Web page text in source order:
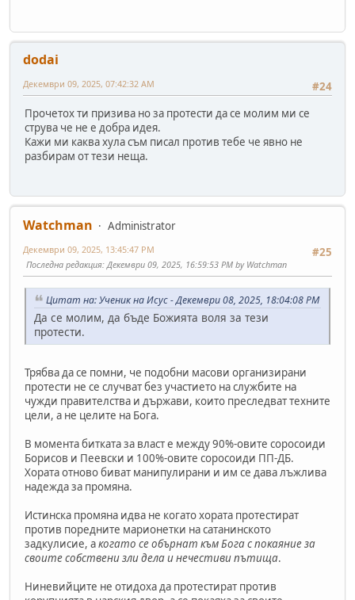
dodai
#24
Декември 09, 2025, 07:42:32 AM
Прочетох ти призива но за протести да се молим ми се
струва че не е добра идея.
Кажи ми каква хула съм писал против тебе че явно не
разбирам от тези неща.
Watchman
Administrator
#25
Декември 09, 2025, 13:45:47 PM
Последна редакция: Декември 09, 2025, 16:59:53 PM by Watchman
Цитат на: Ученик на Исус - Декември 08, 2025, 18:04:08 PM
Да се молим, да бъде Божията воля за тези
протести.
Трябва да се помни, че подобни масови организирани
протести не се случват без участието на службите на
чужди правителства и държави, които преследват техните
цели, а не целите на Бога.
В момента битката за власт е между 90%-овите соросоиди
Борисов и Пеевски и 100%-овите соросоиди ПП-ДБ.
Хората отново биват манипулирани и им се дава лъжлива
надежда за промяна.
Истинска промяна идва не когато хората протестират
против поредните марионетки на сатанинското
задкулисие, акогато се обърнат към Бога с покаяние за
своите собствени зли дела и нечестиви пътища.
Ниневийците не отидоха да протестират против